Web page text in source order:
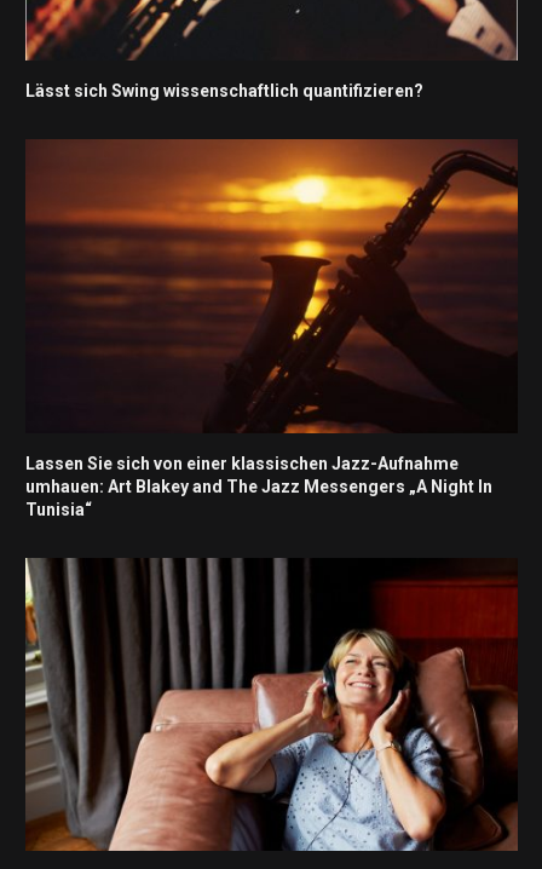
Lässt sich Swing wissenschaftlich quantifizieren?
Lassen Sie sich von einer klassischen Jazz-Aufnahme
umhauen: Art Blakey and The Jazz Messengers „A Night In
Tunisia“